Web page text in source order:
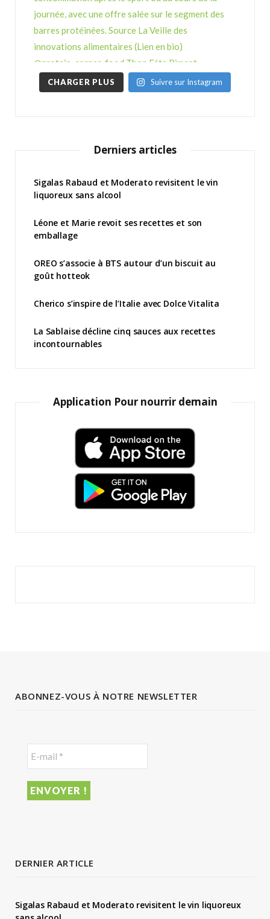
CHARGER PLUS Suivre sur Instagram
Derniers articles
Sigalas Rabaud et Moderato revisitent le vin
liquoreux sans alcool
Léone et Marie revoit ses recettes et son
emballage
OREO s’associe à BTS autour d’un biscuit au
goût hotteok
Cherico s’inspire de l’Italie avec Dolce Vitalita
La Sablaise décline cinq sauces aux recettes
incontournables
Application Pour nourrir demain
ABONNEZ-VOUS À NOTRE NEWSLETTER
DERNIER ARTICLE
Sigalas Rabaud et Moderato revisitent le vin liquoreux